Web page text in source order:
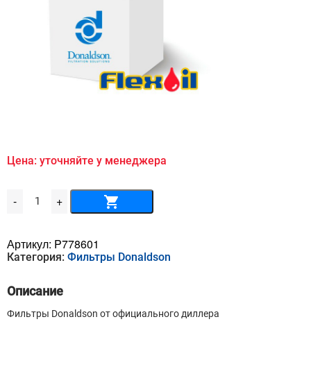
Цена: уточняйте у менеджера
- Количество
товара
Воздушный
DONALDSON
-
P778601
+
Артикул: P778601
Категория: Фильтры Donaldson
Описание
Фильтры Donaldson от официального диллера